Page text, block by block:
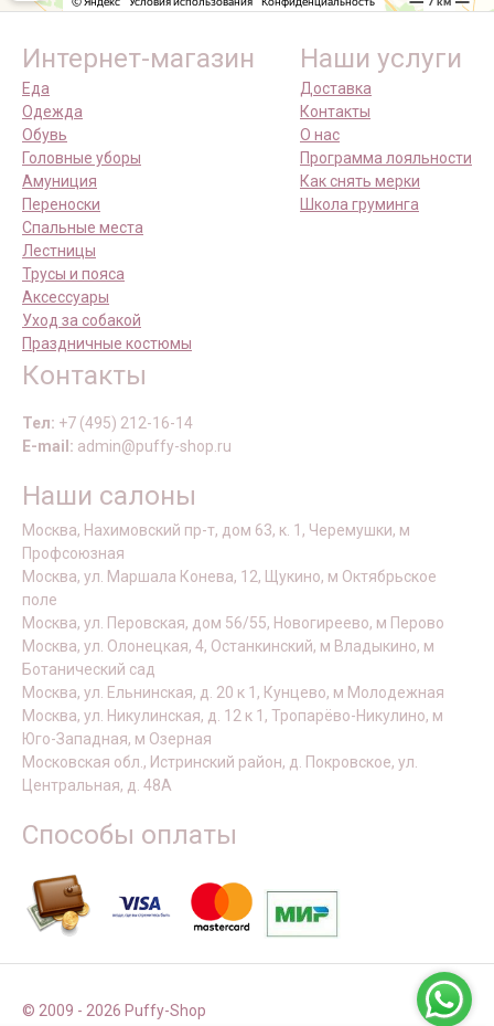
Интернет-магазин
Еда
Одежда
Обувь
Головные уборы
Амуниция
Переноски
Спальные места
Лестницы
Трусы и пояса
Аксессуары
Уход за собакой
Праздничные костюмы
Наши услуги
Доставка
Контакты
О нас
Программа лояльности
Как снять мерки
Школа груминга
Контакты
Тел: +7 (495) 212-16-14
E-mail: admin@puffy-shop.ru
Наши салоны
Москва, Нахимовский пр-т, дом 63, к. 1, Черемушки, м
Профсоюзная
Москва, ул. Маршала Конева, 12, Щукино, м Октябрьское
поле
Москва, ул. Перовская, дом 56/55, Новогиреево, м Перово
Москва, ул. Олонецкая, 4, Останкинский, м Владыкино, м
Ботанический сад
Москва, ул. Ельнинская, д. 20 к 1, Кунцево, м Молодежная
Москва, ул. Никулинская, д. 12 к 1, Тропарёво-Никулино, м
Юго-Западная, м Озерная
Московская обл., Истринский район, д. Покровское, ул.
Центральная, д. 48А
Способы оплаты
© 2009 - 2026 Puffy-Shop